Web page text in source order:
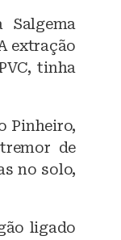
extração
tinha
Pinheiro,
de
no solo,
ligado